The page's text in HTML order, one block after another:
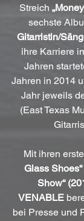
Streich
sechste
Gitarristin/
ihre Karriere
Jahren
Jahren in 2014
Jahr jeweils
(East Texas
Mit ihren
Glass
Show“
VENABLE
bei Presse und